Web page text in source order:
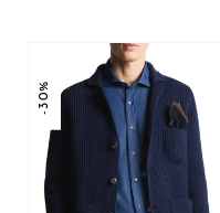
-30%